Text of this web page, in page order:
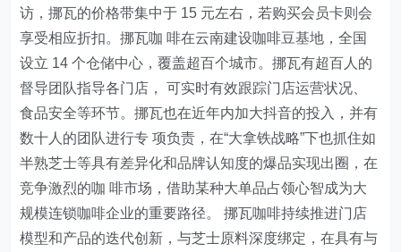
访，挪瓦的价格带集中于 15 元左右，若购买会员卡则会
享受相应折扣。挪瓦咖 啡在云南建设咖啡豆基地，全国
设立 14 个仓储中心，覆盖超百个城市。挪瓦有超百人的
督导团队指导各门店， 可实时有效跟踪门店运营状况、
食品安全等环节。挪瓦也在近年内加大抖音的投入，并有
数十人的团队进行专 项负责，在“大拿铁战略”下也抓住如
半熟芝士等具有差异化和品牌认知度的爆品实现出圈，在
竞争激烈的咖 啡市场，借助某种大单品占领心智成为大
规模连锁咖啡企业的重要路径。 挪瓦咖啡持续推进门店
模型和产品的迭代创新，与芝士原料深度绑定，在具有与